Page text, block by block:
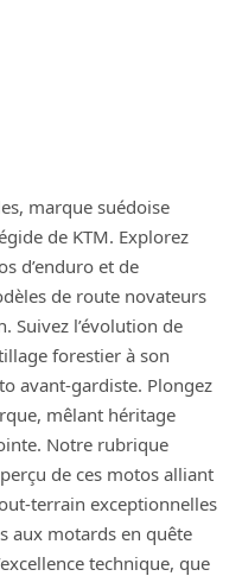
marque suédoise
de KTM. Explorez
d’enduro et de
de route novateurs
Suivez l’évolution de
forestier à son
avant-gardiste. Plongez
mêlant héritage
Notre rubrique
de ces motos alliant
terrain exceptionnelles
aux motards en quête
technique, que